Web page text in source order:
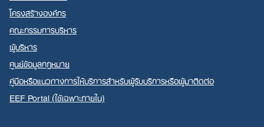
โครงสร้างองค์กร
คณะกรรมการบริหาร
ผู้บริหาร
ศูนย์ข้อมูลกฎหมาย
คู่มือหรือแนวทางการให้บริการสำหรับผู้รับบริการหรือผู้มาติดต่อ
EEF Portal (ใช้เฉพาะภายใน)